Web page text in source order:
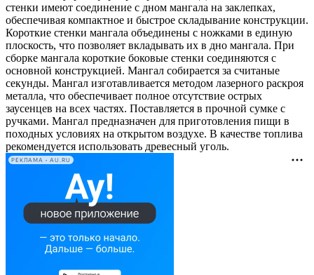
стенки имеют соединение с дном мангала на заклепках,
обеспечивая компактное и быстрое складывание конструкции.
Короткие стенки мангала объединены с ножками в единую
плоскость, что позволяет вкладывать их в дно мангала. При
сборке мангала короткие боковые стенки соединяются с
основной конструкцией. Мангал собирается за считаные
секунды. Мангал изготавливается методом лазерного раскроя
металла, что обеспечивает полное отсутствие острых
заусенцев на всех частях. Поставляется в прочной сумке с
ручками. Мангал предназначен для приготовления пищи в
походных условиях на открытом воздухе. В качестве топлива
рекомендуется использовать древесный уголь.
РЕКЛАМА • AU.RU